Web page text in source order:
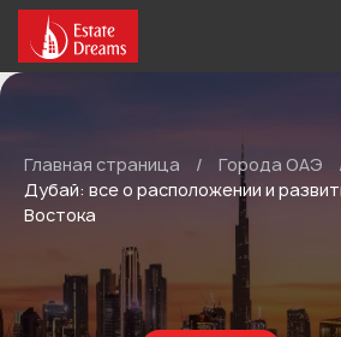
Главная страница / Города ОАЭ
Дубай: все о расположении и
Востока